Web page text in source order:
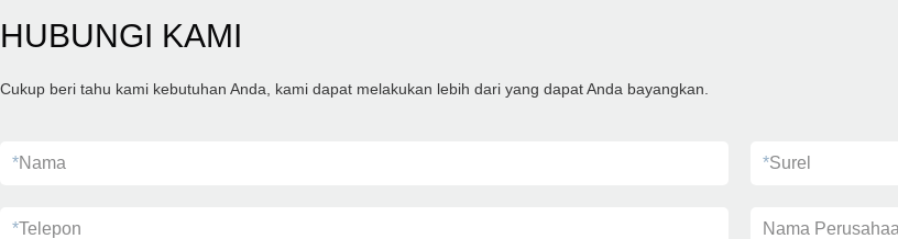
HUBUNGI KAMI
Cukup beri tahu kami kebutuhan Anda, kami dapat melakukan lebih dari yang dapat Anda bayangkan.
*Nama *Surel
*Telepon Nama